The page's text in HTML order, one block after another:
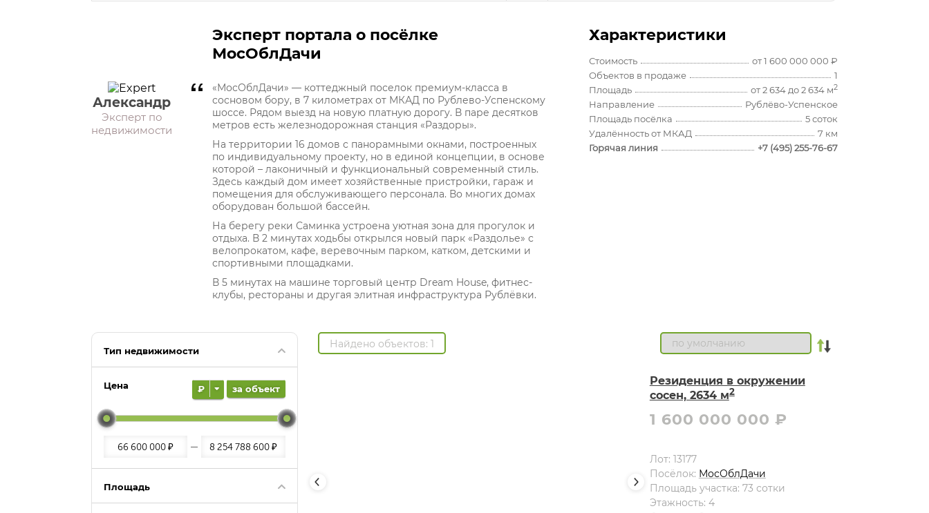
Эксперт портала о посёлке
МосОблДачи
Александр
Эксперт по
недвижимости
«МосОблДачи» — коттеджный поселок премиум-класса в
сосновом бору, в 7 километрах от МКАД по Рублево-Успенскому
шоссе. Рядом выезд на новую платную дорогу. В паре десятков
метров есть железнодорожная станция «Раздоры».
На территории 16 домов с панорамными окнами, построенных
по индивидуальному проекту, но в единой концепции, в основе
которой – лаконичный и функциональный современный стиль.
Здесь каждый дом имеет хозяйственные пристройки, гараж и
помещения для обслуживающего персонала. Во многих домах
оборудован большой бассейн.
На берегу реки Саминка устроена уютная зона для прогулок и
отдыха. В 2 минутах ходьбы открылся новый парк «Раздолье» с
велопрокатом, кафе, веревочным парком, катком, детскими и
спортивными площадками.
В 5 минутах на машине торговый центр Dream House, фитнес-
клубы, рестораны и другая элитная инфраструктура Рублёвки.
Характеристики
Стоимость
от 1 600 000 000 ₽
Объектов в продаже
1
Площадь
от 2 634 до 2 634 м2
Направление
Рублёво-Успенское
Площадь посёлка
5 соток
Удалённость от МКАД
7 км
Горячая линия
+7 (495) 255-76-67
Тип недвижимости
Цена ₽ за объект
Площадь
Найдено объектов: 1
Резиденция в окружении
сосен, 2634 м2
1 600 000 000 ₽
Лот: 13177
Посёлок: МосОблДачи
Площадь участка: 73 сотки
Этажность: 4